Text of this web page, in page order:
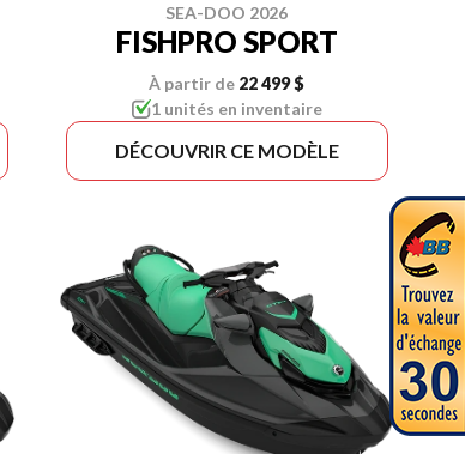
SEA-DOO 2026
FISHPRO SPORT
À partir de 22 499 $
1 unités en inventaire
DÉCOUVRIR CE MODÈLE